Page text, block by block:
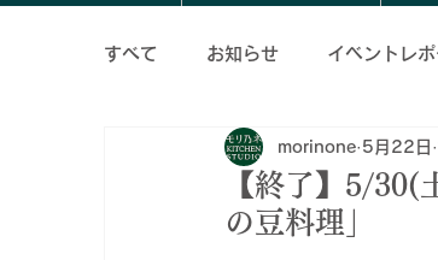
すべて お知らせ イベントレポ
ならわし料理 モリ乃ネのこと
【終了】5/30(
の豆料理」
morinone 5月22日